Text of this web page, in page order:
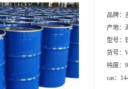
品牌：
产地：
型号：
货号：
纯度：
cas：